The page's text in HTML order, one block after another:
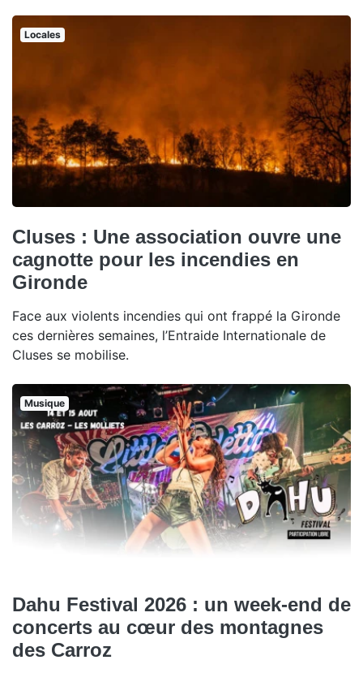
Locales
Cluses : Une association ouvre une
cagnotte pour les incendies en
Gironde
Face aux violents incendies qui ont frappé la Gironde
ces dernières semaines, l’Entraide Internationale de
Cluses se mobilise.
Musique
Dahu Festival 2026 : un week-end de
concerts au cœur des montagnes
des Carroz